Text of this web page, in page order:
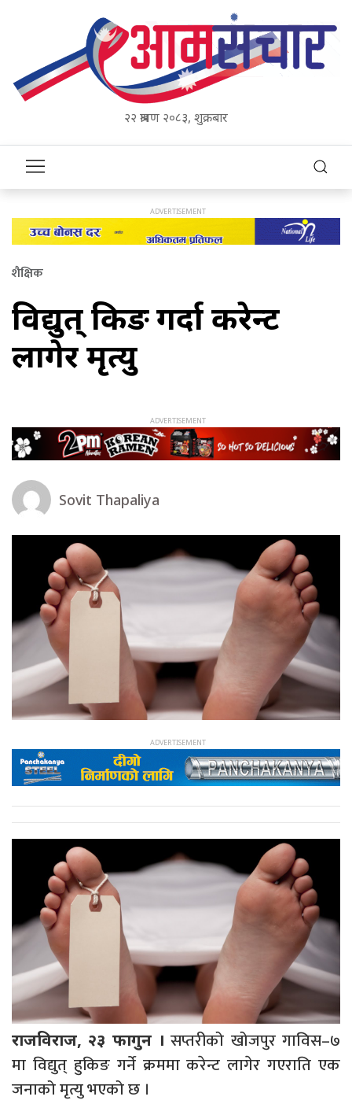
२२ श्रावण २०८३, शुक्रबार
शैक्षिक
विद्युत् हुकिङ गर्दा करेन्ट
लागेर मृत्यु
Sovit Thapaliya
राजविराज, २३ फागुन । सप्तरीको खोजपुर गाविस–७
मा विद्युत् हुकिङ गर्ने क्रममा करेन्ट लागेर गएराति एक
जनाको मृत्यु भएको छ ।